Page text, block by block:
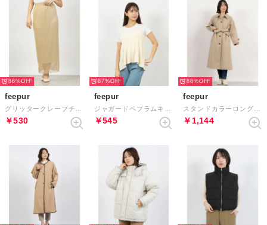
86%
feepur
￥530
87%
feepur
￥545
88%
feepur
￥1,144